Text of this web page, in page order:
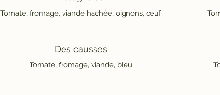
Tomate, fromage, viande hachée, oignons, œuf
Des causses
Tomate, fromage, viande, bleu